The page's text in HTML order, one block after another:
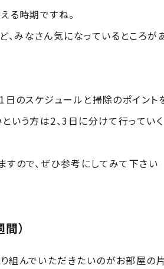
る時期ですね。
みなさん気になっているところが
日のスケジュールと掃除のポイント
いう方は2、3日に分けて行っていく
すので、ぜひ参考にしてみて下さい
）
組んでいただきたいのがお部屋の